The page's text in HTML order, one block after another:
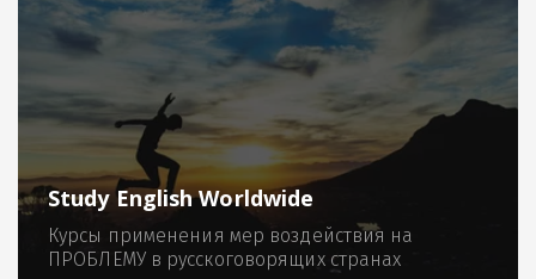
Study English Worldwide
Курсы применения мер воздействия на
ПРОБЛЕМУ в русскоговорящих странах